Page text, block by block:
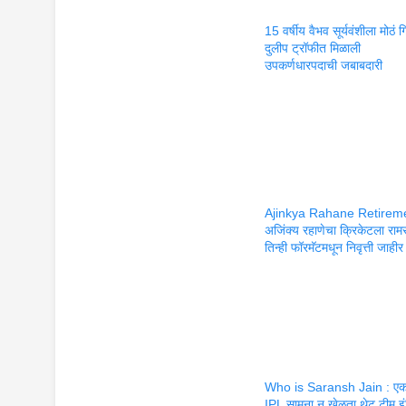
15 वर्षीय वैभव सूर्यवंशीला मोठं
दुलीप ट्रॉफीत मिळाली
उपकर्णधारपदाची जबाबदारी
Ajinkya Rahane
अजिंक्य रहाणेचा क्रिकेटला
तिन्ही फॉरमॅटमधून निवृत्ती जाहीर
Who is Saransh Jain :